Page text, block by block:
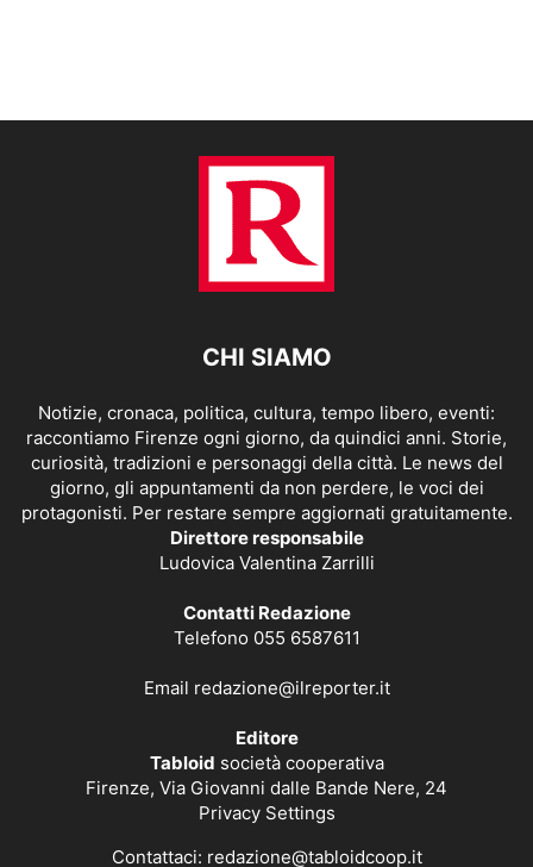
CHI SIAMO
Notizie, cronaca, politica, cultura, tempo libero, eventi:
raccontiamo Firenze ogni giorno, da quindici anni. Storie,
curiosità, tradizioni e personaggi della città. Le news del
giorno, gli appuntamenti da non perdere, le voci dei
protagonisti. Per restare sempre aggiornati gratuitamente.
Direttore responsabile
Ludovica Valentina Zarrilli
Contatti Redazione
Telefono 055 6587611
Email redazione@ilreporter.it
Editore
Tabloid società cooperativa
Firenze, Via Giovanni dalle Bande Nere, 24
Privacy Settings
Contattaci: redazione@tabloidcoop.it